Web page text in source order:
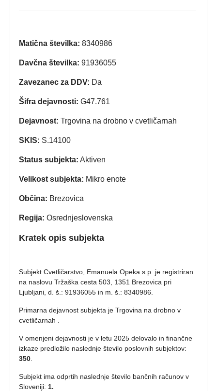
Matična številka: 8340986
Davčna številka: 91936055
Zavezanec za DDV: Da
Šifra dejavnosti: G47.761
Dejavnost: Trgovina na drobno v cvetličarnah
SKIS: S.14100
Status subjekta: Aktiven
Velikost subjekta: Mikro enote
Občina: Brezovica
Regija: Osrednjeslovenska
Kratek opis subjekta
Subjekt Cvetličarstvo, Emanuela Opeka s.p. je registriran
na naslovu Tržaška cesta 503, 1351 Brezovica pri
Ljubljani, d. š.: 91936055 in m. š.: 8340986.
Primarna dejavnost subjekta je Trgovina na drobno v
cvetličarnah .
V omenjeni dejavnosti je v letu 2025 delovalo in finančne
izkaze predložilo naslednje število poslovnih subjektov:
350
Subjekt ima odprtih naslednje število bančnih računov v
Sloveniji: 1.